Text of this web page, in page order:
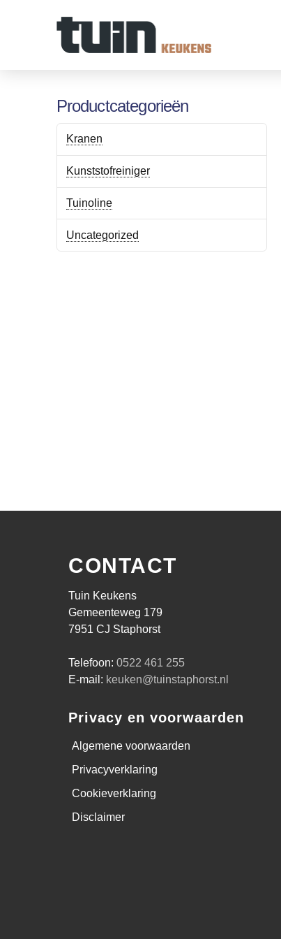
Productcategorieën
Kranen
Kunststofreiniger
Tuinoline
Uncategorized
CONTACT
Tuin Keukens
Gemeenteweg 179
7951 CJ Staphorst
Telefoon:0522 461 255
E-mail: keuken@tuinstaphorst.nl
Privacy en voorwaarden
Algemene voorwaarden
Privacyverklaring
Cookieverklaring
Disclaimer